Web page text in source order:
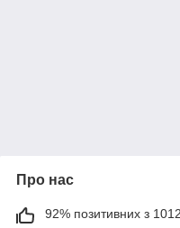
Про нас
92% позитивних з 1012